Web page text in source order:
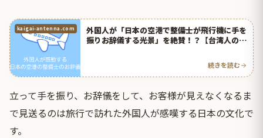
kaigai-antenna.com
外国人が「日本の空港で整備士が飛行機に手を
振りお辞儀する光景」を絶賛！？【台湾人の反
続きを読む
立って手を振り、お辞儀をして、お客様が見えなくなるま
で見送るのは旅行で訪れた外国人が感嘆する日本の文化で
す。